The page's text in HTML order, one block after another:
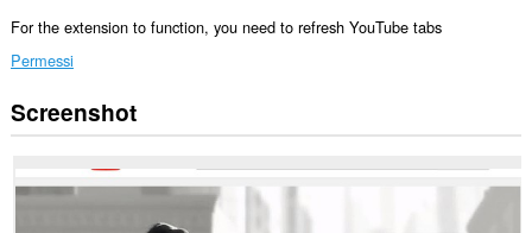
For the extension to function, you need to refresh YouTube tabs
Permessi
Questa
estensione
alle
Screenshot